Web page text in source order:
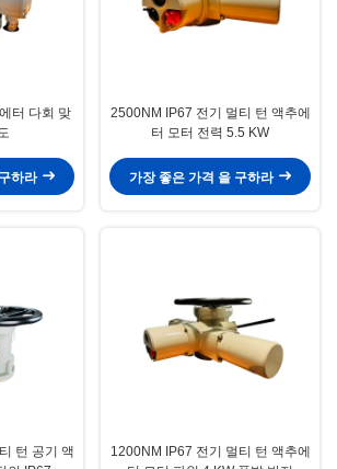
터 다회 맞
하라
2500NM IP67 전기 멀티 턴 액추에
터 모터 전력 5.5 KW
가장 좋은 가격 을 구하라
턴 공기 액
1200NM IP67 전기 멀티 턴 액추에